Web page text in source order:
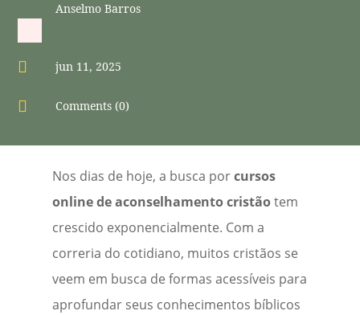
Anselmo Barros
 jun 11, 2025
 Comments (0)
Nos dias de hoje, a busca porcursos
online de aconselhamento cristãotem
crescido exponencialmente. Com a
correria do cotidiano, muitos cristãos se
veem em busca de formas acessíveis para
aprofundar seus conhecimentos bíblicos